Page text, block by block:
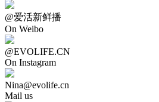
@爱活新鲜播
On Weibo
@EVOLIFE.CN
On Instagram
Nina@evolife.cn
Mail us